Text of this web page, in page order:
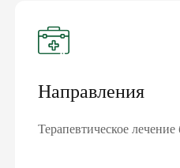
Направления
Терапевтическое